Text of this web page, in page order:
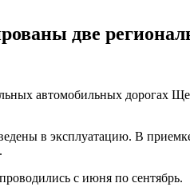
две
автомобильных дорогах
в эксплуатацию. В
с июня по сентябрь.